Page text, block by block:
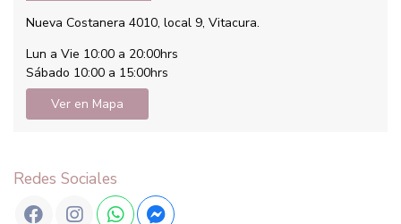
Nueva Costanera 4010, local 9, Vitacura.
Lun a Vie 10:00 a 20:00hrs
Sábado 10:00 a 15:00hrs
Ver en Mapa
Redes Sociales